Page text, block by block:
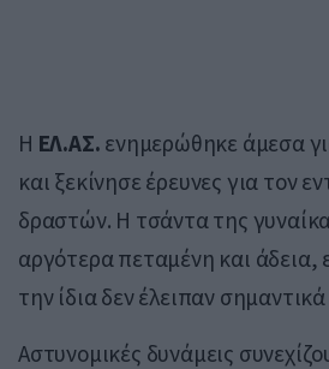
Η ΕΛ.ΑΣ. ενημερώθηκε άμεσα
και ξεκίνησε έρευνες για τον
δραστών. Η τσάντα της
αργότερα πεταμένη και
την ίδια δεν έλειπαν
Αστυνομικές δυνάμεις